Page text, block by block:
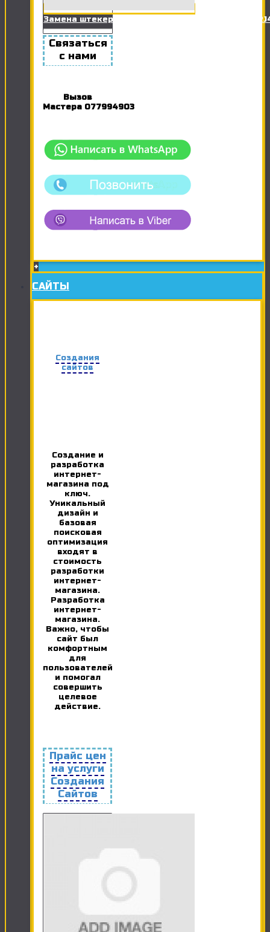
Замена штекера сетевого кабеля (Витая пара
Связаться
с нами
Вызов
Мастера 077994903
+
САЙТЫ
Создания
сайтов
Создание и
разработка
интернет-
магазина под
ключ.
Уникальный
дизайн и
базовая
поисковая
оптимизация
входят в
стоимость
разработки
интернет-
магазина.
Разработка
интернет-
магазина.
Важно, чтобы
сайт был
комфортным
для
пользователей
и помогал
совершить
целевое
действие.
Прайс цен
на услуги
Создания
Сайтов